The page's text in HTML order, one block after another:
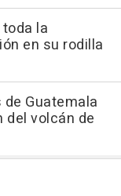
la
en su rodilla
Guatemala
del volcán de